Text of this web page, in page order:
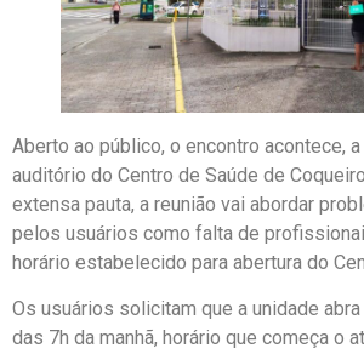
Aberto ao público, o encontro acontece,
auditório do Centro de Saúde de
extensa pauta, a reunião vai abordar
pelos usuários como falta de
horário estabelecido para abertura do
Os usuários solicitam que a unidade
das 7h da manhã, horário que começa o